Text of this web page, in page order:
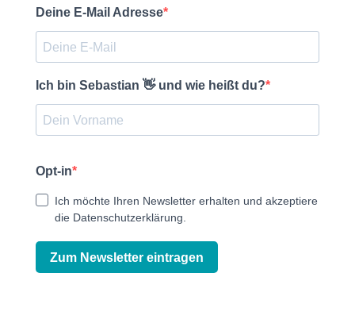
Deine E-Mail Adresse
Ich bin Sebastian 👋 und wie heißt du?
Opt-in
Ich möchte Ihren Newsletter erhalten und akzeptiere
die Datenschutzerklärung.
Zum Newsletter eintragen